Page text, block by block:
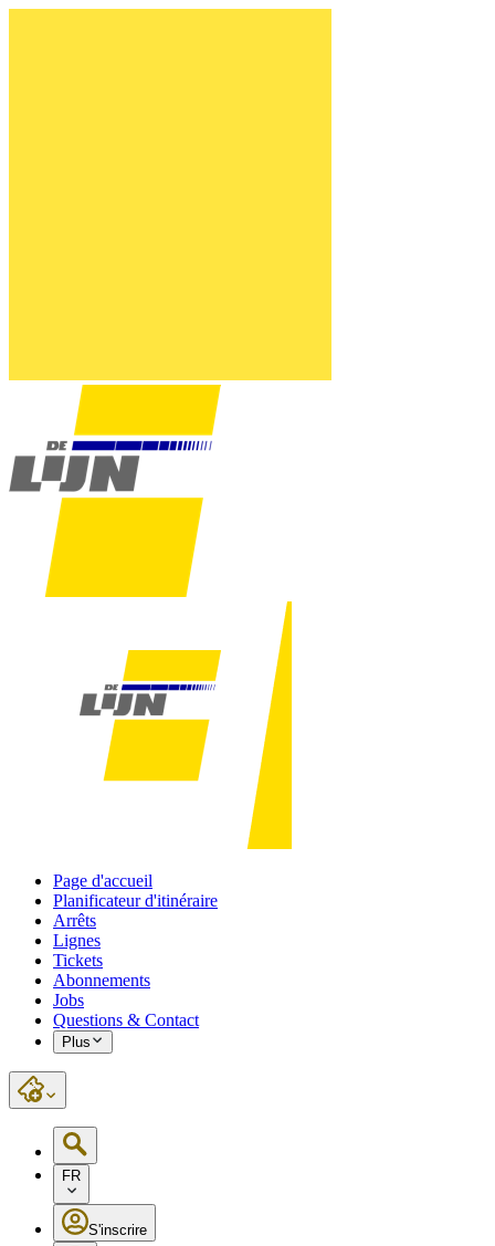
Page d'accueil
Planificateur d'itinéraire
Arrêts
Lignes
Tickets
Abonnements
Jobs
Questions & Contact
Plus
FR
S'inscrire